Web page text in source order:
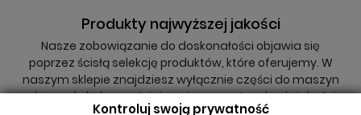
Produkty najwyższej jakości
Nasze zobowiązanie do doskonałości objawia się
poprzez ścisłą selekcję produktów, które oferujemy. W
naszym sklepie znajdziesz wyłącznie części do maszyn
rolniczych, które spełniają najwyższe standardy jakości,
Kontroluj swoją prywatność